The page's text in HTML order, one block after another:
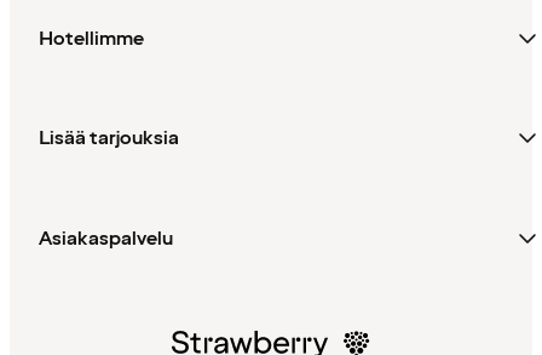
Hotellimme
Lisää tarjouksia
Asiakaspalvelu